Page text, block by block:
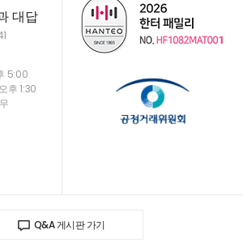
대답
5:00
후 1:30
Q&A 게시판 가기